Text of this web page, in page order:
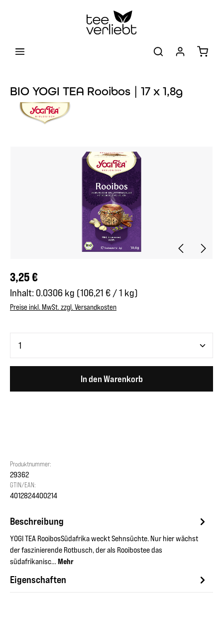
BIO YOGI TEA Rooibos | 17 x 1,8g
Bildergalerie überspringen
Regulärer Preis:
3,25 €
Inhalt: 0.0306 kg (106,21 € / 1 kg)
Preise inkl. MwSt. zzgl. Versandkosten
In den Warenkorb
Produktnummer:
29362
GTIN/EAN:
4012824400214
Beschreibung
YOGI TEA RooibosSüdafrika weckt Sehnsüchte. Nur hier wächst
der faszinierende Rotbusch, der als Rooibostee das
südafrikanisc… Mehr
Eigenschaften